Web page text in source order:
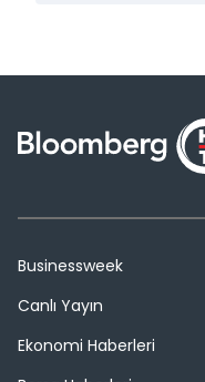
Businessweek
Canlı Yayın
Ekonomi Haberleri